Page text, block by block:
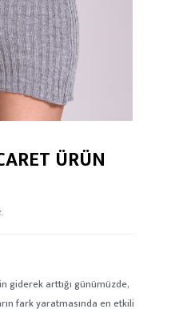
ÜRÜN
giderek arttığı günümüzde,
fark yaratmasında en etkili